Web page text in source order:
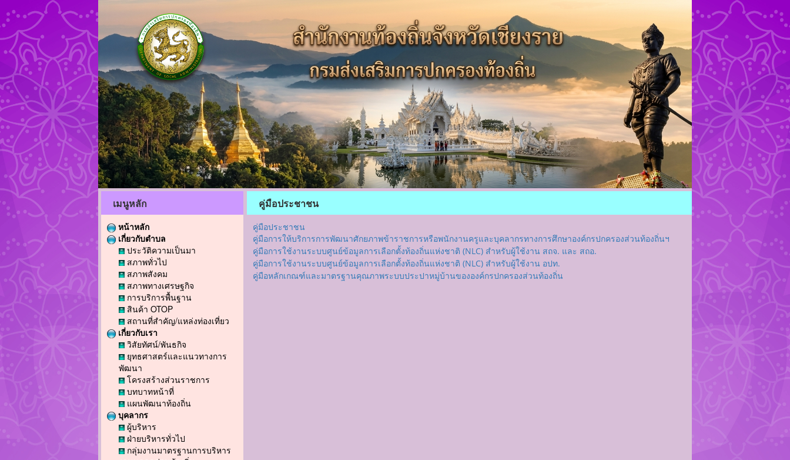
เมนูหลัก
หน้าหลัก
เกี่ยวกับตำบล
ประวัติความเป็นมา
สภาพทั่วไป
สภาพสังคม
สภาพทางเศรษฐกิจ
การบริการพื้นฐาน
สินค้า OTOP
สถานที่สำคัญ/แหล่งท่องเที่ยว
เกี่ยวกับเรา
วิสัยทัศน์/พันธกิจ
ยุทธศาสตร์และแนวทางการ
พัฒนา
โครงสร้างส่วนราชการ
บทบาทหน้าที่
แผนพัฒนาท้องถิ่น
บุคลากร
ผู้บริหาร
ฝ่ายบริหารทั่วไป
กลุ่มงานมาตรฐานการบริหาร
คู่มือประชาชน
คู่มือประชาชน
คู่มือการให้บริการการพัฒนาศักยภาพข้าราชการหรือพนักงานครูและบุคลากรทางการศึกษาองค์กรปกครองส่วนท้องถิ่นฯ
คู่มือการใช้งานระบบศูนย์ข้อมูลการเลือกตั้งท้องถิ่นแห่งชาติ (NLC) สำหรับผู้ใช้งาน สถจ. และ สถอ.
คู่มือการใช้งานระบบศูนย์ข้อมูลการเลือกตั้งท้องถิ่นแห่งชาติ (NLC) สำหรับผู้ใช้งาน อปท.
คู่มือหลักเกณฑ์และมาตรฐานคุณภาพระบบประปาหมู่บ้านขององค์กรปกครองส่วนท้องถิ่น